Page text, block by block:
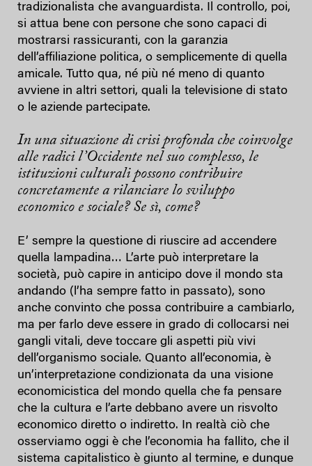
tradizionalista che avanguardista. Il controllo, poi,
si attua bene con persone che sono capaci di
mostrarsi rassicuranti, con la garanzia
dell’affiliazione politica, o semplicemente di quella
amicale. Tutto qua, né più né meno di quanto
avviene in altri settori, quali la televisione di stato
o le aziende partecipate.
In una situazione di crisi profonda che coinvolge
alle radici l’Occidente nel suo complesso, le
istituzioni culturali possono contribuire
concretamente a rilanciare lo sviluppo
economico e sociale? Se sì, come?
E’ sempre la questione di riuscire ad accendere
quella lampadina… L’arte può interpretare la
società, può capire in anticipo dove il mondo sta
andando (l’ha sempre fatto in passato), sono
anche convinto che possa contribuire a cambiarlo,
ma per farlo deve essere in grado di collocarsi nei
gangli vitali, deve toccare gli aspetti più vivi
dell’organismo sociale. Quanto all’economia, è
un’interpretazione condizionata da una visione
economicistica del mondo quella che fa pensare
che la cultura e l’arte debbano avere un risvolto
economico diretto o indiretto. In realtà ciò che
osserviamo oggi è che l’economia ha fallito, che il
sistema capitalistico è giunto al termine, e dunque